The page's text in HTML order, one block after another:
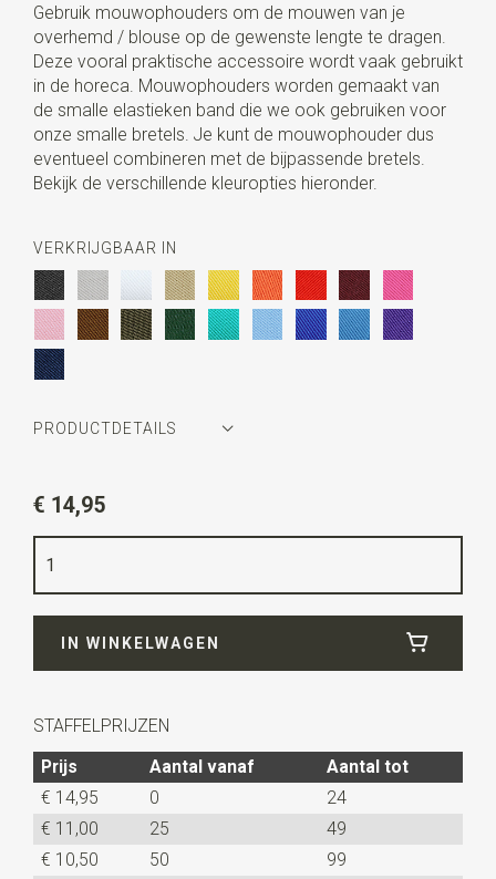
Gebruik mouwophouders om de mouwen van je
overhemd / blouse op de gewenste lengte te dragen.
Deze vooral praktische accessoire wordt vaak gebruikt
in de horeca. Mouwophouders worden gemaakt van
de smalle elastieken band die we ook gebruiken voor
onze smalle bretels. Je kunt de mouwophouder dus
eventueel combineren met de bijpassende bretels.
Bekijk de verschillende kleuropties hieronder.
VERKRIJGBAAR IN
PRODUCTDETAILS
groen
Kwaliteit
Uitvoeringelastisch en verstelbaar. Deze
mouwophouders worden per paar verkocht.
€ 14,95
IN WINKELWAGEN
STAFFELPRIJZEN
Prijs
Aantal vanaf
Aantal tot
€ 14,95
0
24
€ 11,00
25
49
€ 10,50
50
99